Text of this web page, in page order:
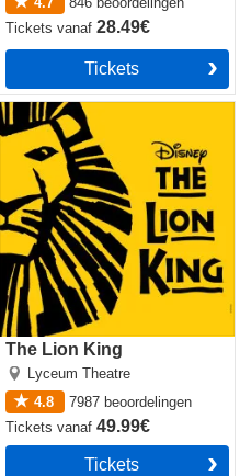
Ticketsvanaf28.49€
Tickets
The Lion King
Lyceum Theatre
4.8
7987 beoordelingen
Ticketsvanaf49.99€
Tickets
The Lion King